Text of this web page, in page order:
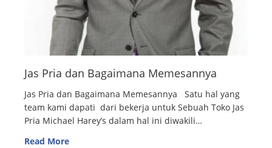
Jas Pria dan Bagaimana Memesannya
Jas Pria dan Bagaimana Memesannya Satu hal yang
team kami dapati dari bekerja untuk Sebuah Toko Jas
Pria Michael Harey’s dalam hal ini diwakili…
Read More